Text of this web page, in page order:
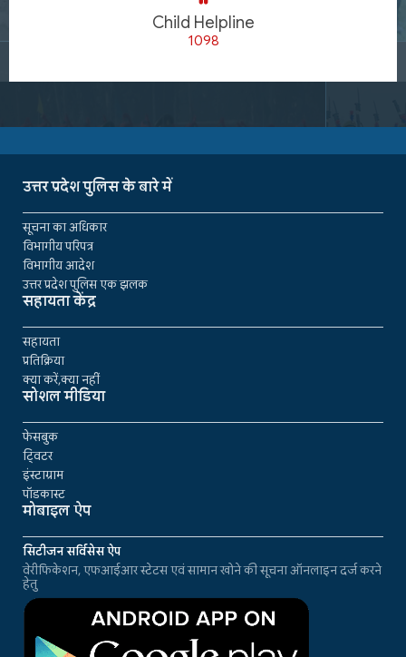
Child Helpline
1098
उत्तर प्रदेश पुलिस के बारे में
सूचना का अधिकार
विभागीय परिपत्र
विभागीय आदेश
उत्तर प्रदेश पुलिस एक झलक
सहायता केंद्र
सहायता
प्रतिक्रिया
क्या करें,क्या नहीं
सोशल मीडिया
फेसबुक
ट्विटर
इंस्टाग्राम
पॉडकास्ट
मोबाइल ऐप
सिटीजन सर्विसेस ऐप
वेरीफिकेशन, एफआईआर स्टेटस एवं सामान खोने की सूचना ऑनलाइन दर्ज करने
हेतु